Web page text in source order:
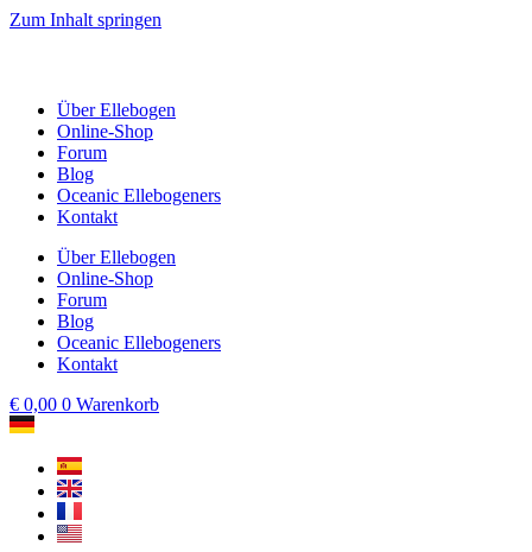
Zum Inhalt springen
Über Ellebogen
Online-Shop
Forum
Blog
Oceanic Ellebogeners
Kontakt
Über Ellebogen
Online-Shop
Forum
Blog
Oceanic Ellebogeners
Kontakt
€ 0,00 0 Warenkorb